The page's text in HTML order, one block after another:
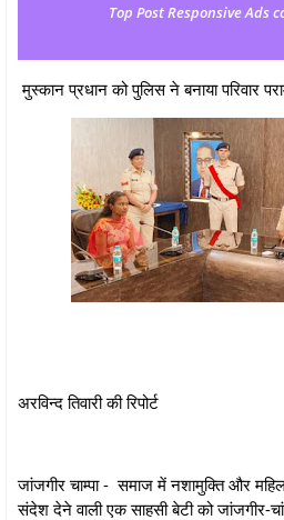
Top Post Responsive Ads
मुस्कान प्रधान को पुलिस ने बनाया परिवार
अरविन्द तिवारी की रिपोर्ट
जांजगीर चाम्पा - समाज में नशामुक्ति और
संदेश देने वाली एक साहसी बेटी को जांजगीर-